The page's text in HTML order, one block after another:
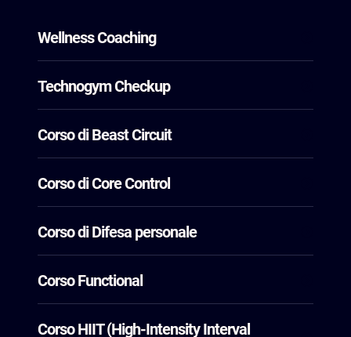
Wellness Coaching
Technogym Checkup
Corso di Beast Circuit
Corso di Core Control
Corso di Difesa personale
Corso Functional
Corso HIIT (High-Intensity Interval